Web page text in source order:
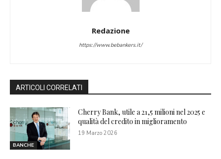
Redazione
https://www.bebankers.it/
ARTICOLI CORRELATI
BANCHE
Cherry Bank, utile a 21,5 milioni nel 2025 e
qualità del credito in miglioramento
19 Marzo 2026